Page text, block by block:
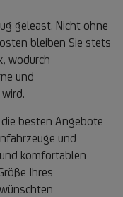
geleast. Nicht ohne
bleiben Sie stets
wodurch
und
besten Angebote
und
komfortablen
Ihres